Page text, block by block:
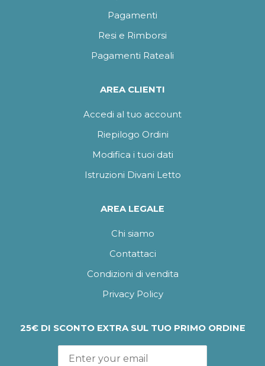
Pagamenti
Resi e Rimborsi
Pagamenti Rateali
AREA CLIENTI
Accedi al tuo account
Riepilogo Ordini
Modifica i tuoi dati
Istruzioni Divani Letto
AREA LEGALE
Chi siamo
Contattaci
Condizioni di vendita
Privacy Policy
25€ DI SCONTO EXTRA SUL TUO PRIMO ORDINE